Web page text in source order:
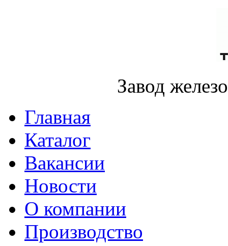
Завод
Главная
Каталог
Вакансии
Новости
О компании
Производство